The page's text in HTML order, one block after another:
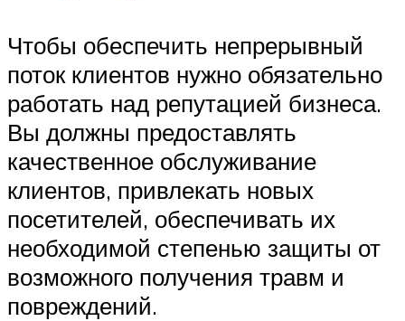
Чтобы обеспечить непрерывный
поток клиентов нужно обязательно
работать над репутацией бизнеса.
Вы должны предоставлять
качественное обслуживание
клиентов, привлекать новых
посетителей, обеспечивать их
необходимой степенью защиты от
возможного получения травм и
повреждений.